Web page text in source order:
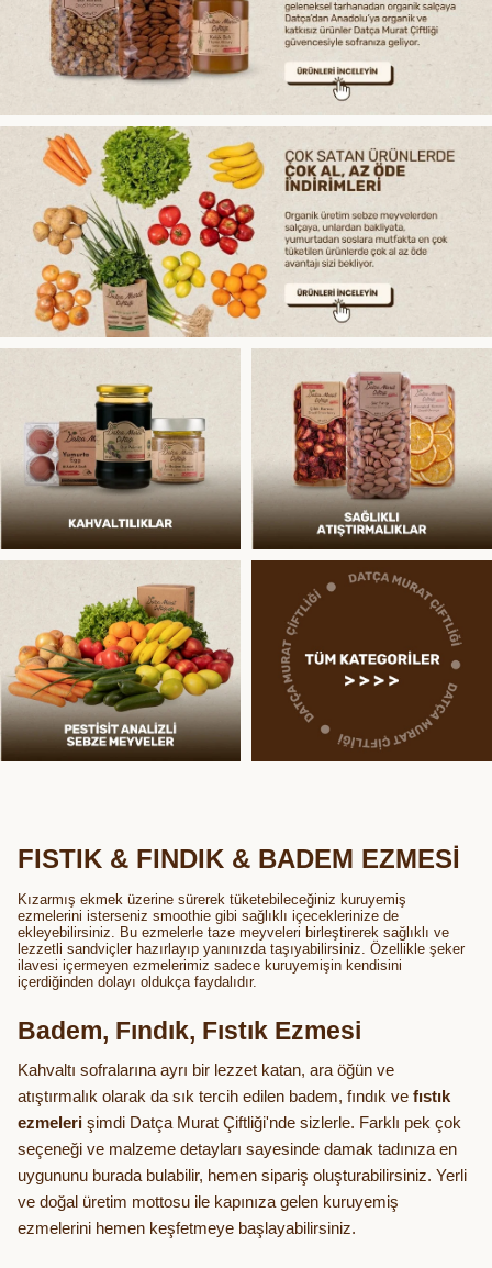
FISTIK & FINDIK & BADEM EZMESİ
Kızarmış ekmek üzerine sürerek tüketebileceğiniz kuruyemiş
ezmelerini isterseniz smoothie gibi sağlıklı içeceklerinize de
ekleyebilirsiniz. Bu ezmelerle taze meyveleri birleştirerek sağlıklı ve
lezzetli sandviçler hazırlayıp yanınızda taşıyabilirsiniz. Özellikle şeker
ilavesi içermeyen ezmelerimiz sadece kuruyemişin kendisini
içerdiğinden dolayı oldukça faydalıdır.
Badem, Fındık, Fıstık Ezmesi
Kahvaltı sofralarına ayrı bir lezzet katan, ara öğün ve
atıştırmalık olarak da sık tercih edilen badem, fındık ve fıstık
ezmeleri şimdi Datça Murat Çiftliği'nde sizlerle. Farklı pek çok
seçeneği ve malzeme detayları sayesinde damak tadınıza en
uygununu burada bulabilir, hemen sipariş oluşturabilirsiniz. Yerli
ve doğal üretim mottosu ile kapınıza gelen kuruyemiş
ezmelerini hemen keşfetmeye başlayabilirsiniz.